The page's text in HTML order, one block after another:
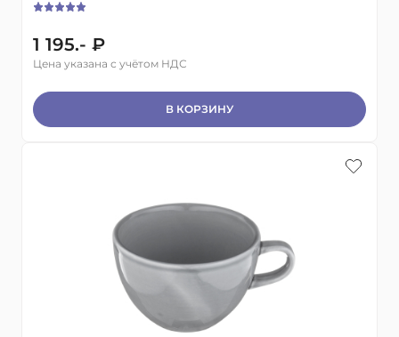
1 195.- ₽
Цена указана с учётом НДС
В КОРЗИНУ